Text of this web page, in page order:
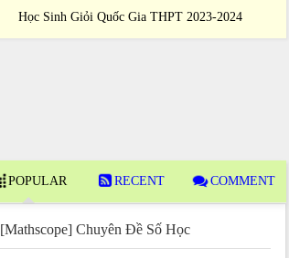
Học Sinh Giỏi Quốc Gia THPT 2023-2024
POPULAR RECENT COMMENT
[Mathscope] Chuyên Đề Số Học